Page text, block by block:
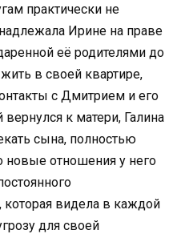
практически не
Ирине на праве
её родителями до
в своей квартире,
с Дмитрием и его
к матери, Галина
сына, полностью
новые отношения у него
видела в каждой
для своей